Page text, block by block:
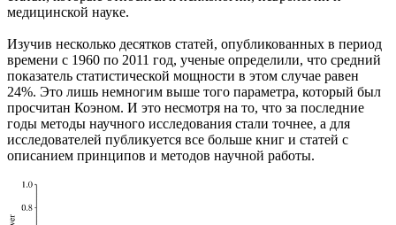
медицинской науке.
Изучив несколько десятков статей, опубликованных в период
времени с 1960 по 2011 год, ученые определили, что средний
показатель статистической мощности в этом случае равен
24%. Это лишь немногим выше того параметра, который был
просчитан Коэном. И это несмотря на то, что за последние
годы методы научного исследования стали точнее, а для
исследователей публикуется все больше книг и статей с
описанием принципов и методов научной работы.